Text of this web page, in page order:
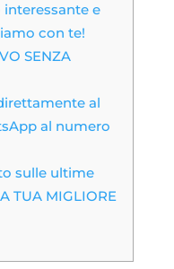
e
con te!
SENZA
al
al numero
sulle ultime
TUA MIGLIORE